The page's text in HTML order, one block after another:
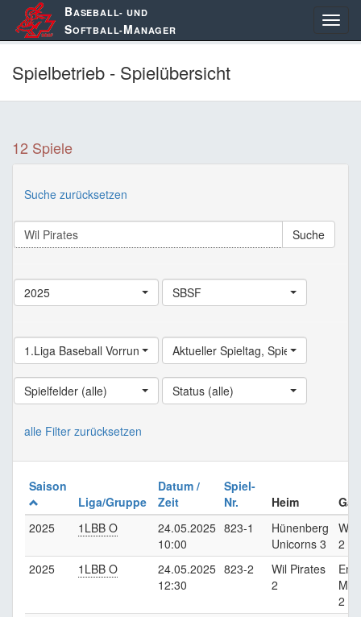
BASEBALL- UND
SOFTBALL-MANAGER
Spielbetrieb - Spielübersicht
12 Spiele
Suche zurücksetzen
Suche
2025 SBSF
1.Liga Baseball Vorrunde OstAktueller Spieltag, Spiele (alle)
Spielfelder (alle) Status (alle)
alle Filter zurücksetzen
Saison
Liga/Gruppe
Datum /
Zeit
Spiel-
Nr.
Heim
2025
1LBB O
24.05.2025
10:00
823-1
Hünenberg
Unicorns 3
Wil
2
2025
1LBB O
24.05.2025
12:30
823-2
Wil Pirates
2
2